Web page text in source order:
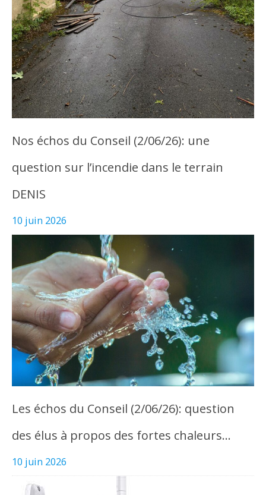
Nos échos du Conseil (2/06/26): une
question sur l’incendie dans le terrain
DENIS
10 juin 2026
Les échos du Conseil (2/06/26): question
des élus à propos des fortes chaleurs…
10 juin 2026